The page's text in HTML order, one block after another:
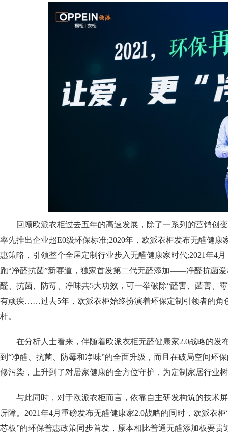
回顾欧派衣柜过去五年的高速发展，除了一系列的营销创变
率先推出企业超E0级环保标准;2020年，欧派衣柜发布无醛健
惠策略，引领整个全屋定制行业步入无醛健康家时代;2021年4
跑“净醛抗菌”新赛道，独家首发第二代无醛添加——净醛抗菌
醛、抗菌、防霉、净味共5大功效，可一举破除“醛害、菌害、
有顽疾……过去5年，欧派衣柜始终扮演着环保定制引领者的角
杆。
在分析人士看来，伴随着欧派衣柜无醛健康家2.0战略的发
到“净醛、抗菌、防霉和净味”的全面升级，而且在破局空间环
修污染，上升到了对居家健康的全方位守护，为定制家居行业
与此同时，对于欧派衣柜而言，依靠自主研发构筑的技术屏
屏障。2021年4月重磅发布无醛健康家2.0战略的同时，欧派
芯板”的环保普惠政策同步首发，原本相比普通无醛添加板要